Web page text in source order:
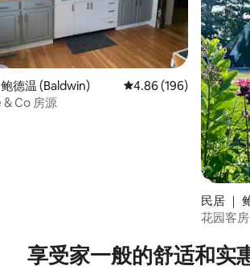
5 分），共 107 条评价
德温 (Baldwin) 平均评分 4.86 分（满
4.86 (196)
& Co 房源
民居 ｜
花园客
享受家一般的舒适和实